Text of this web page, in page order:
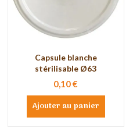
Capsule blanche
stérilisable Ø63
0,10 €
Ajouter au panier